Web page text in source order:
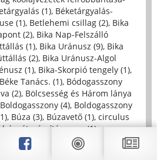
(1), Béketárgyalás-
(1), Betlehemi csillag (2), Bika
(2), Bika Nap-Felszálló
(1), Bika Uránusz (9), Bika
(2), Bika Uránusz-Algol
(1), Bika-Skorpió tengely (1),
Tanács. (1), Bódogasszony
(2), Bölcsesség és Három lánya
Boldogasszony (4), Boldogasszony
, Búza (3), Búzavető (1), circulus
nagy (1),
Csaba királyfi és a Tejút
királyfi és a Tejút hagyománya -